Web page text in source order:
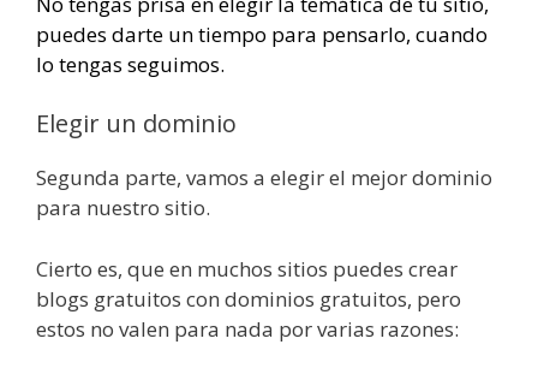
puedes darte un tiempo para pensarlo, cuando
lo tengas seguimos.
Elegir un dominio
Segunda parte, vamos a elegir el mejor dominio
para nuestro sitio.
Cierto es, que en muchos sitios puedes crear
blogs gratuitos con dominios gratuitos, pero
estos no valen para nada por varias razones: